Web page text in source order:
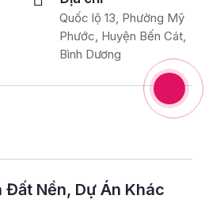
Quốc lộ 13, Phường Mỹ
Phước, Huyện Bến Cát,
Bình Dương
Nền, Dự Án Khác